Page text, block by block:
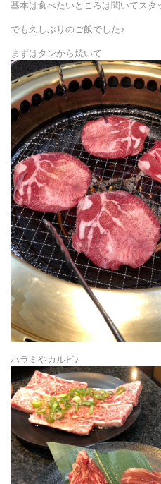
基本は食べたいところは聞いてス
でも久しぶりのご飯でした♪
まずはタンから焼いて
ハラミやカルビ♪